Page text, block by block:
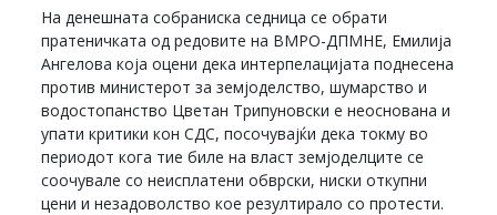
На денешната собраниска седница се обрати
пратеничката од редовите на ВМРО-ДПМНЕ, Емилија
Ангелова која оцени дека интерпелацијата поднесена
против министерот за земјоделство, шумарство и
водостопанство Цветан Трипуновски е неоснована и
упати критики кон СДС, посочувајќи дека токму во
периодот кога тие биле на власт земјоделците се
соочувале со неисплатени обврски, ниски откупни
цени и незадоволство кое резултирало со протести.